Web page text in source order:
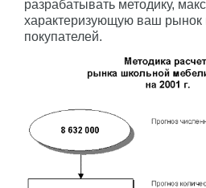
разрабатывать методику,
характеризующую ваш
покупателей.